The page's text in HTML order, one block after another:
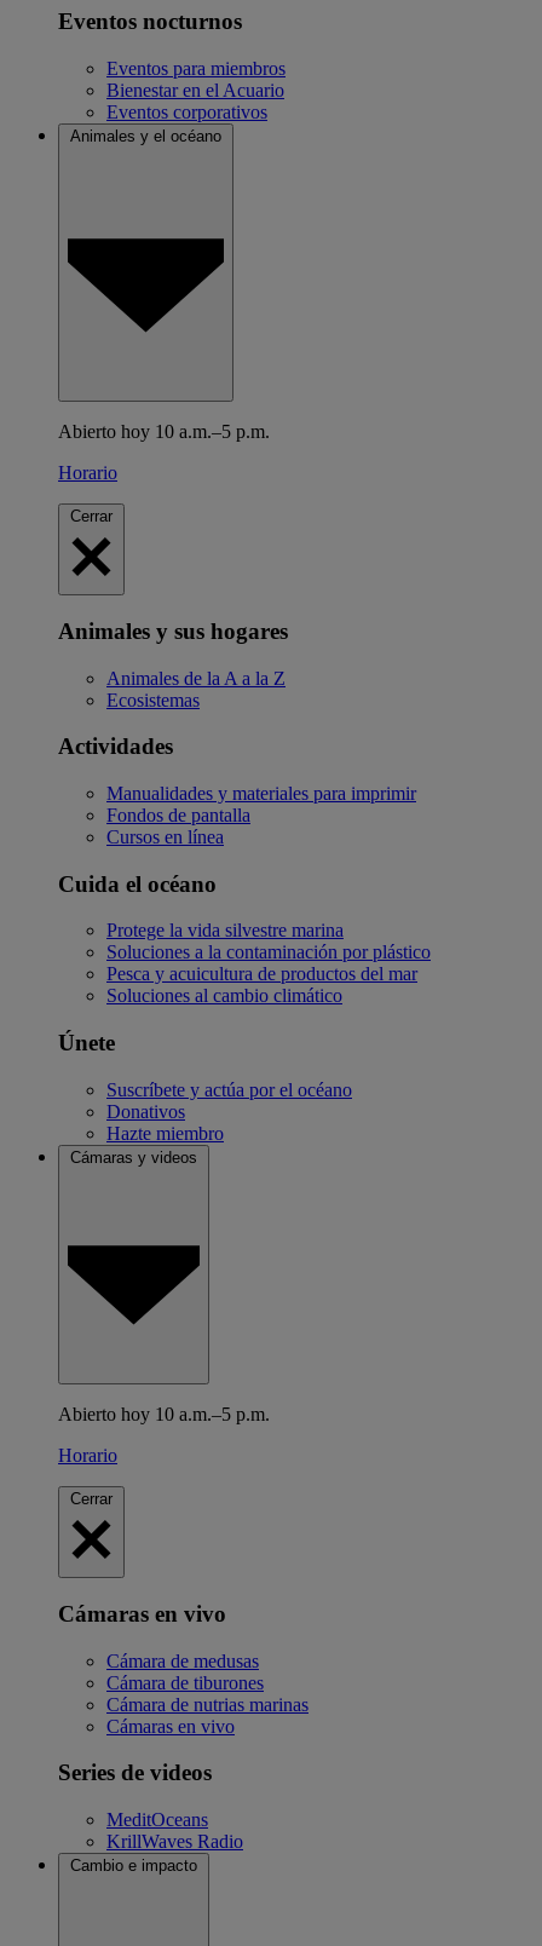
Eventos nocturnos
Eventos para miembros
Bienestar en el Acuario
Eventos corporativos
Animales y el océano
Abierto hoy 10 a.m.–5 p.m.
Horario
Cerrar
Animales y sus hogares
Animales de la A a la Z
Ecosistemas
Actividades
Manualidades y materiales para imprimir
Fondos de pantalla
Cursos en línea
Cuida el océano
Protege la vida silvestre marina
Soluciones a la contaminación por plástico
Pesca y acuicultura de productos del mar
Soluciones al cambio climático
Únete
Suscríbete y actúa por el océano
Donativos
Hazte miembro
Cámaras y videos
Abierto hoy 10 a.m.–5 p.m.
Horario
Cerrar
Cámaras en vivo
Cámara de medusas
Cámara de tiburones
Cámara de nutrias marinas
Cámaras en vivo
Series de videos
MeditOceans
KrillWaves Radio
Cambio e impacto